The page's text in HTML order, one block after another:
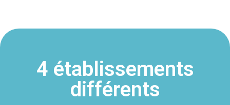
4 établissements
différents